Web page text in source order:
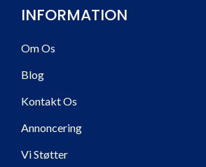
INFORMATION
Om Os
Blog
Kontakt Os
Annoncering
Vi Støtter